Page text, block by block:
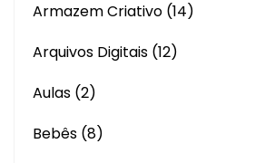
Armazem Criativo (14)
Arquivos Digitais (12)
Aulas (2)
Bebês (8)